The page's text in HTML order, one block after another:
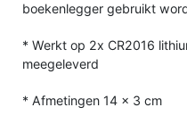
boekenlegger gebruikt
* Werkt op 2x CR2016
meegeleverd
* Afmetingen 14 x 3 cm